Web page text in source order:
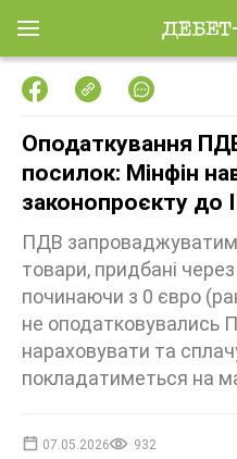
Оподаткування
посилок: Мінфін
законопроєкту до
ПДВ
товари, придбані
починаючи з 0 євро
не оподатковувались
нараховувати та
покладатиметься на
07.05.2026 932